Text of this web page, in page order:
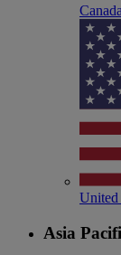
United
Asia